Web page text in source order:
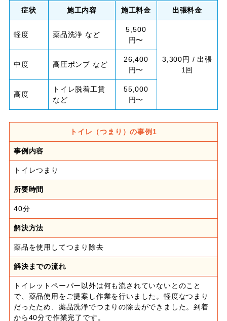
症状 施工内容 施工料金 出張料金
軽度 薬品洗浄 など
5,500
円〜
3,300円 / 出張
1回
中度 高圧ポンプ など
26,400
円〜
高度
トイレ脱着工賃
など
55,000
円〜
トイレ（つまり）の事例1
事例内容
トイレつまり
所要時間
40分
解決方法
薬品を使用してつまり除去
解決までの流れ
トイレットペーパー以外は何も流されていないとのこと
で、薬品使用をご提案し作業を行いました。軽度なつまり
だったため、薬品洗浄でつまりの除去ができました。到着
から40分で作業完了です。